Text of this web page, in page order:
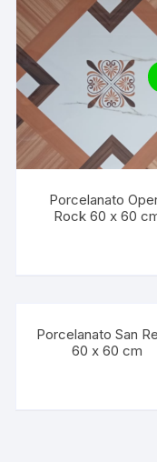
Porcelanato
Rock 60 x 60
Porcelanato San
60 x 60 cm